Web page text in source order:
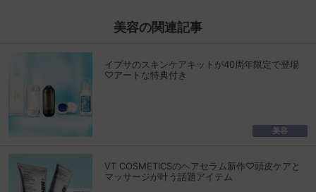
美容の関連記事
イプサのスキンケアキットが40周年限定で登場
♡アートな特典付き
美容
VT COSMETICSのヘアセラム新作♡頭皮ケアと
マッサージが叶う話題アイテム